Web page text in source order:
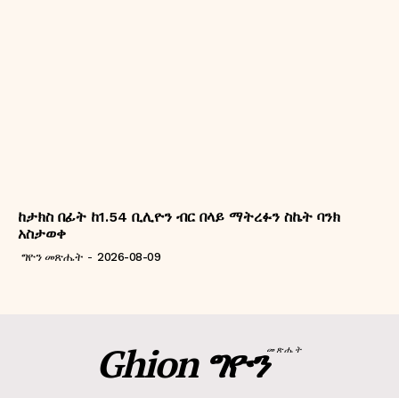
ከታክስ በፊት ከ1.54 ቢሊዮን ብር በላይ ማትረፉን ስኬት ባንክ
አስታወቀ
ግዮን መጽሔት - 2026-08-09
Ghion ግዮንመጽሔት